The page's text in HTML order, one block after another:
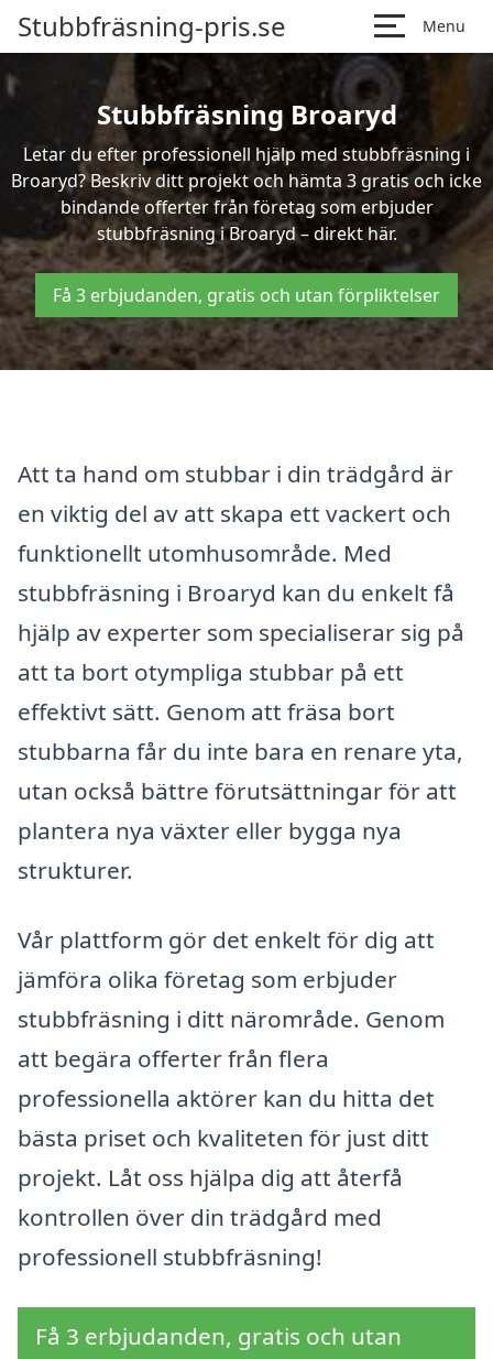
Stubbfräsning-pris.se Menu
Stubbfräsning Broaryd
Letar du efter professionell hjälp med stubbfräsning i
Broaryd? Beskriv ditt projekt och hämta 3 gratis och icke
bindande offerter från företag som erbjuder
stubbfräsning i Broaryd – direkt här.
Få 3 erbjudanden, gratis och utan förpliktelser
Att ta hand om stubbar i din trädgård är
en viktig del av att skapa ett vackert och
funktionellt utomhusområde. Med
stubbfräsning i Broaryd kan du enkelt få
hjälp av experter som specialiserar sig på
att ta bort otympliga stubbar på ett
effektivt sätt. Genom att fräsa bort
stubbarna får du inte bara en renare yta,
utan också bättre förutsättningar för att
plantera nya växter eller bygga nya
strukturer.
Vår plattform gör det enkelt för dig att
jämföra olika företag som erbjuder
stubbfräsning i ditt närområde. Genom
att begära offerter från flera
professionella aktörer kan du hitta det
bästa priset och kvaliteten för just ditt
projekt. Låt oss hjälpa dig att återfå
kontrollen över din trädgård med
professionell stubbfräsning!
Få 3 erbjudanden, gratis och utan